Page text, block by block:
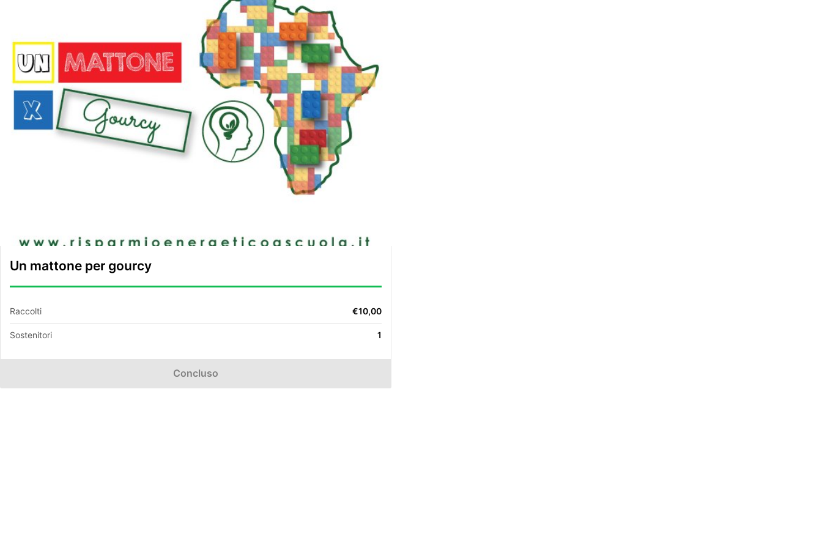
Un mattone per gourcy
Raccolti €10,00
Sostenitori 1
Concluso